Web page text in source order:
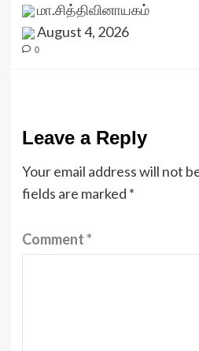
மா.சித்திவினாயகம்
August 4, 2026
0
Leave a Reply
Your email address will not
fields are marked *
Comment*